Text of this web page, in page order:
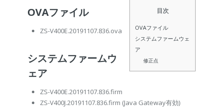
目次
OVAファイル
システムファームウェ
ア
修正点
OVAファイル
ZS-V400E.20191107.836.ova
システムファームウ
ェア
ZS-V400E.20191107.836.firm
ZS-V400J.20191107.836.firm (Java Gateway有効)